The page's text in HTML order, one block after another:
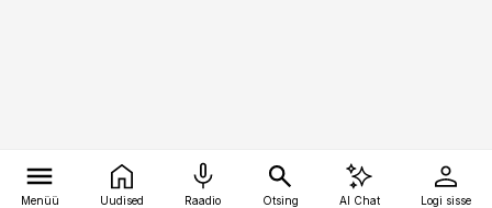
Menüü Uudised Raadio Otsing AI Chat Logi sisse